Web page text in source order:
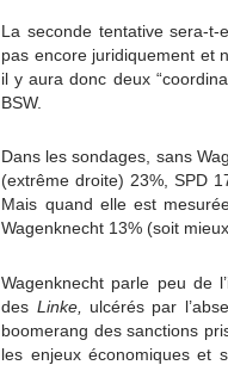
La seconde tentative sera-
pas encore juridiquement et
il y aura donc deux
BSW.
Dans les sondages, sans
(extrême droite) 23%, SPD
Mais quand elle est
Wagenknecht 13% (soit
Wagenknecht parle peu de
des Linke, ulcérés par
boomerang des sanctions
les enjeux économiques et